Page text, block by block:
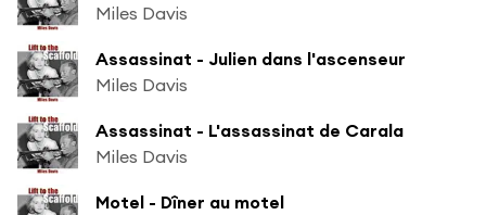
Miles Davis
Assassinat - Julien dans l'ascenseur
Miles Davis
Assassinat - L'assassinat de Carala
Miles Davis
Motel - Dîner au motel